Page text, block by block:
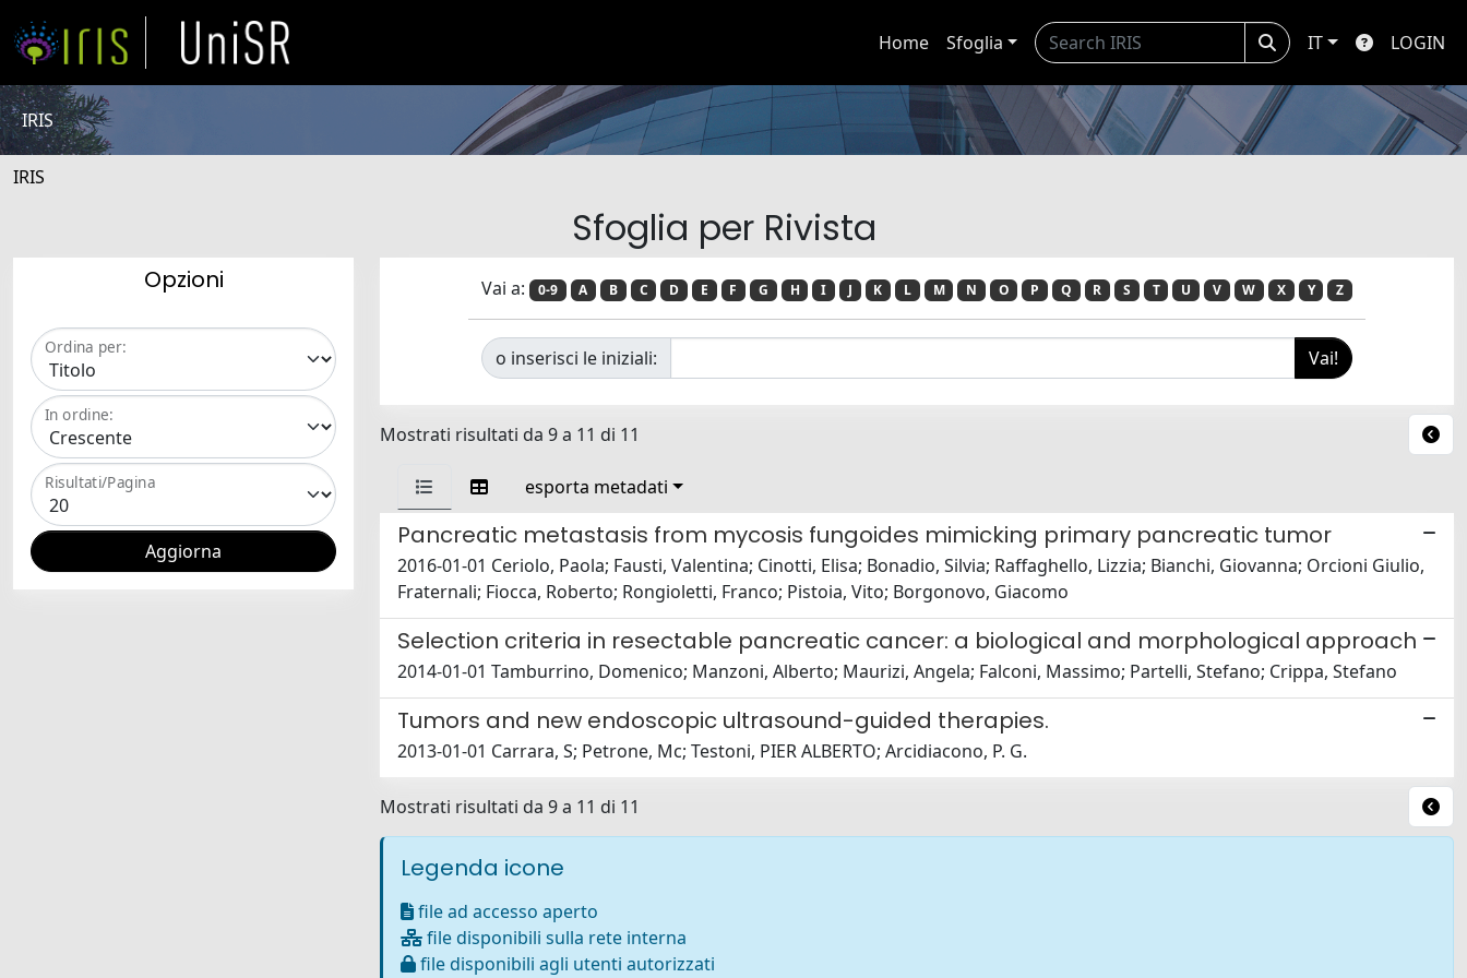
Home Sfoglia IT LOGIN
IRIS
IRIS
Sfoglia per Rivista
Opzioni
Ordina per:
In ordine:
Risultati/Pagina
Vai a: 0-9 A B C D E F G H I J K L M N O P Q R S T U V W X Y Z
o inserisci le iniziali:
Mostrati risultati da 9 a 11 di 11
esporta metadati
Pancreatic metastasis from mycosis fungoides mimicking primary pancreatic tumor
2016-01-01 Ceriolo, Paola; Fausti, Valentina; Cinotti, Elisa; Bonadio, Silvia; Raffaghello, Lizzia; Bianchi, Giovanna; Orcioni Giulio,
Fraternali; Fiocca, Roberto; Rongioletti, Franco; Pistoia, Vito; Borgonovo, Giacomo
Selection criteria in resectable pancreatic cancer: a biological and morphological approach
2014-01-01 Tamburrino, Domenico; Manzoni, Alberto; Maurizi, Angela; Falconi, Massimo; Partelli, Stefano; Crippa, Stefano
Tumors and new endoscopic ultrasound-guided therapies.
2013-01-01 Carrara, S; Petrone, Mc; Testoni, PIER ALBERTO; Arcidiacono, P. G.
Mostrati risultati da 9 a 11 di 11
Legenda icone
file ad accesso aperto
file disponibili sulla rete interna
file disponibili agli utenti autorizzati